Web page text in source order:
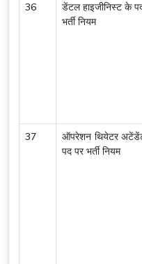
36
डेंटल हाइजीनिस्ट के
भर्ती नियम
37
ऑपरेशन थियेटर
पद पर भर्ती नियम